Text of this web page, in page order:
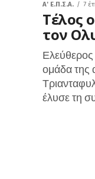
A' Ε.Π.Σ.Α. 7
Τέλος
τον
Ελεύθερος
ομάδα της
έλυσε τη